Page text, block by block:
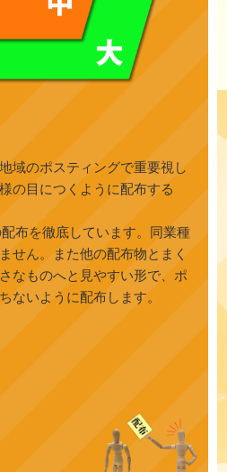
域のポスティングで重要視し
の目につくように配布する
布を徹底しています。同業種
せん。また他の配布物とまく
なものへと見やすい形で、ポ
ないように配布します。